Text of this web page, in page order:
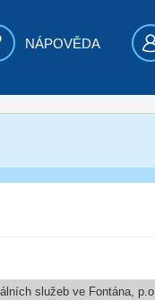
NÁPOVĚDA
služeb ve Fontána, p.o.